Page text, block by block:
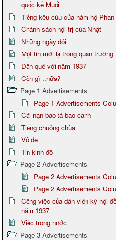
quốc kế Muối
Tiếng kêu cứu của hàm hộ Phan
Chánh sách nội trị của Nhật
Những ngày đói
Một tin mới lạ trong quan trường
Dân quê với năm 1937
Còn gì ..nữa?
Page 1 Advertisements
Page 1 Advertisements
Cái nạn bao tá bao canh
Tiếng chuông chùa
Vô đề
Tin kinh đô
Page 2 Advertisements
Page 2 Advertisements
Page 2 Advertisements
Công việc của dân viên kỳ hội
năm 1937
Việc trong nước
Page 3 Advertisements